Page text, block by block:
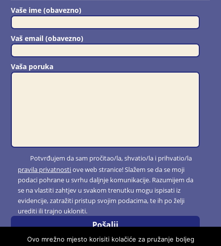
Vaše ime (obavezno)
Vaš email (obavezno)
Vaša poruka
Potvrđujem da sam pročitao/la, shvatio/la i prihvatio/la
pravila privatnostiove web stranice! Slažem se da se moji
podaci pohrane u svrhu daljnje komunikacije. Razumijem da
se na vlastiti zahtjev u svakom trenutku mogu ispisati iz
evidencije, zatražiti pristup svojim podacima, te ih po želji
urediti ili trajno ukloniti.
Ovo mrežno mjesto korisiti kolačiće za pružanje boljeg